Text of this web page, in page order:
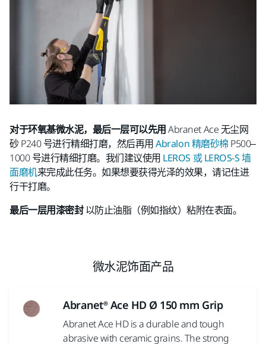
对于环氧基微水泥，最后一层可以先用Abranet Ace 无尘网
砂 P240 号进行精细打磨，然后再用Abralon 精磨砂棉 P500–
1000 号进行精细打磨。我们建议使用 LEROS 或 LEROS-S 墙
面磨机来完成此任务。如果想要获得光泽的效果，请记住进
行干打磨。
最后一层用漆密封以防止油脂（例如指纹）粘附在表面。
微水泥饰面产品
Abranet® Ace HD Ø 150 mm Grip
Abranet Ace HD is a durable and tough
abrasive with ceramic grains. The strong